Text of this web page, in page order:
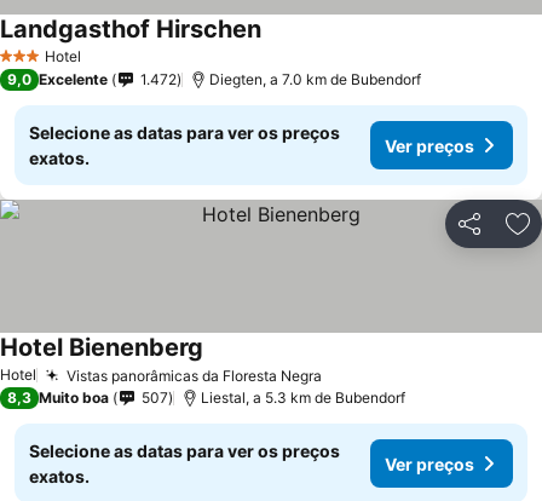
3 EstrelasHotel
Landgasthof Hirschen
9,0 Excelente 1.472 Diegten, a 7.0 km de Bubendorf
Selecione as datas para ver os preços
exatos.
Ver preços
Partilhar
Hotel Vistas panorâmicas da Floresta Negra
Hotel Bienenberg
8,3 Muito boa 507 Liestal, a 5.3 km de Bubendorf
Selecione as datas para ver os preços
exatos.
Ver preços